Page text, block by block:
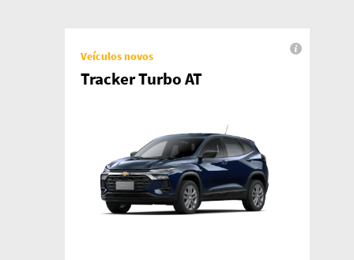
Veículos novos
Tracker Turbo AT